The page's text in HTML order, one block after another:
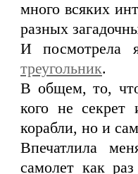
много всяких
разных
И посмотрела
треугольник.
В общем, то,
кого не
корабли, но и
Впечатлила
самолет как